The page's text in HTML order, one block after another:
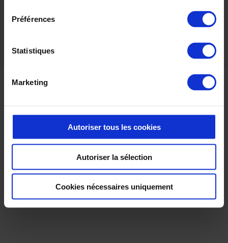
Préférences
Statistiques
Marketing
Autoriser tous les cookies
Autoriser la sélection
Cookies nécessaires uniquement
Transfert de compétences vers les équipes internes
Accompagnement au changement pour une transition fluide